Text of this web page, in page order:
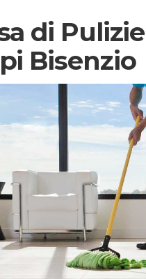
di
Bisenzio